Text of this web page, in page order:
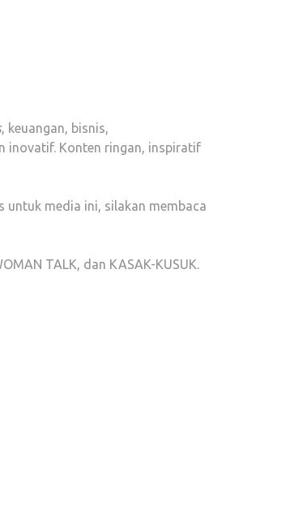
, keuangan, bisnis,
inovatif. Konten ringan, inspiratif
untuk media ini, silakan membaca
TALK, dan KASAK-KUSUK.